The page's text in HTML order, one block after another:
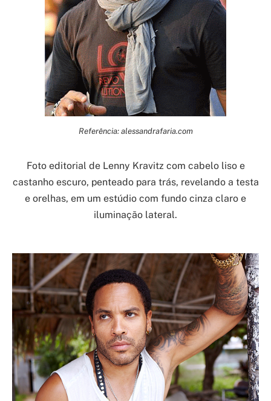
Referência: alessandrafaria.com
Foto editorial de Lenny Kravitz com cabelo liso e
castanho escuro, penteado para trás, revelando a testa
e orelhas, em um estúdio com fundo cinza claro e
iluminação lateral.